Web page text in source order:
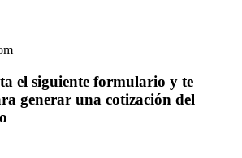
el siguiente formulario y te
generar una cotización del